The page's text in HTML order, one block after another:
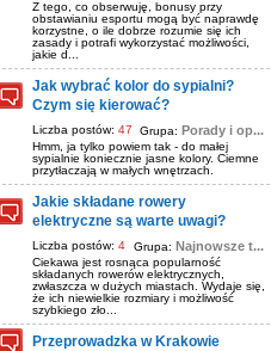
Z tego, co obserwuję, bonusy przy
obstawianiu esportu mogą być naprawdę
korzystne, o ile dobrze rozumie się ich
zasady i potrafi wykorzystać możliwości,
jakie d...
Jak wybrać kolor do sypialni?
Czym się kierować?
Liczba postów: 47 Grupa: Porady i op...
Hmm, ja tylko powiem tak - do małej
sypialnie koniecznie jasne kolory. Ciemne
przytłaczają w małych wnętrzach.
Jakie składane rowery
elektryczne są warte uwagi?
Liczba postów: 4 Grupa: Najnowsze t...
Ciekawa jest rosnąca popularność
składanych rowerów elektrycznych,
zwłaszcza w dużych miastach. Wydaje się,
że ich niewielkie rozmiary i możliwość
szybkiego zło...
Przeprowadzka w Krakowie